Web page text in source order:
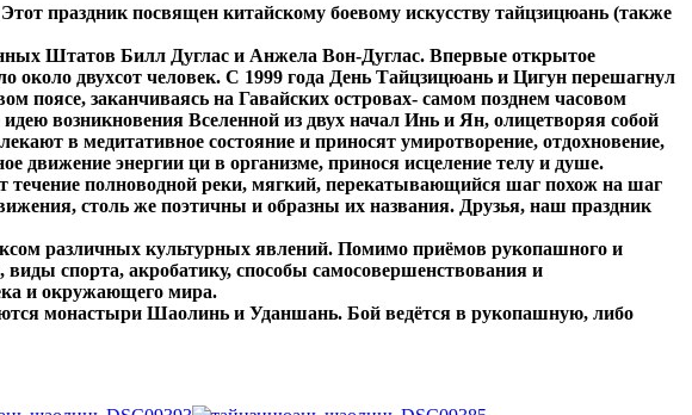
праздник посвящен китайскому боевому искусству тайцзицюань (также
Штатов Билл Дуглас и Анжела Вон-Дуглас. Впервые открытое
около двухсот человек. С 1999 года День Тайцзицюань и Цигун перешагнул
заканчиваясь на Гавайских островах- самом позднем часовом
возникновения Вселенной из двух начал Инь и Ян, олицетворяя собой
в медитативное состояние и приносят умиротворение, отдохновение,
движение энергии ци в организме, принося исцеление телу и душе.
полноводной реки, мягкий, перекатывающийся шаг похож на шаг
столь же поэтичны и образны их названия. Друзья, наш праздник
различных культурных явлений. Помимо приёмов рукопашного и
спорта, акробатику, способы самосовершенствования и
и окружающего мира.
монастыри Шаолинь и Уданшань. Бой ведётся в рукопашную, либо